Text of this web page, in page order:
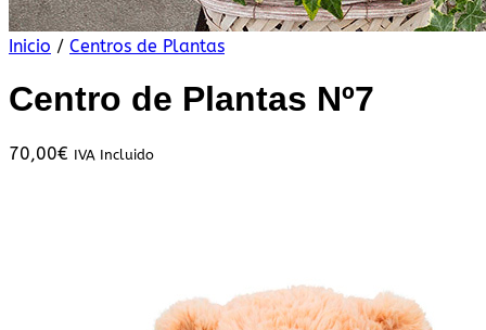
Inicio / Centros de Plantas
Centro de Plantas Nº7
70,00€ IVA Incluido